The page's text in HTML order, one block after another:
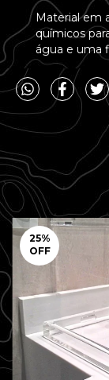
Material em
químicos
água e uma
25%
OFF